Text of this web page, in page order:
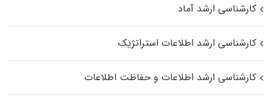
کارشناسی ارشد آماد
کارشناسی ارشد اطلاعات استراتژیک
کارشناسی ارشد اطلاعات و حفاظت اطلاعات